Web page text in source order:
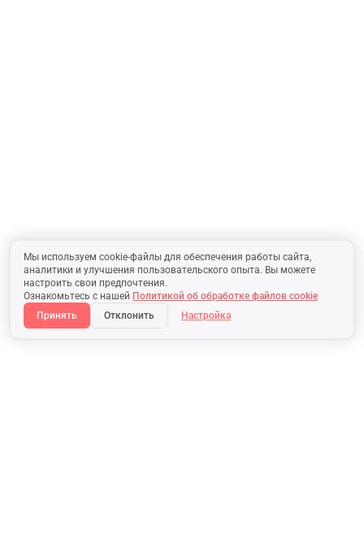
Мы используем cookie-файлы для обеспечения работы сайта,
аналитики и улучшения пользовательского опыта. Вы можете
настроить свои предпочтения.
Ознакомьтесь с нашей Политикой об обработке файлов cookie
Принять
Отклонить Настройка